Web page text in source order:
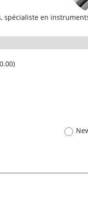
spécialiste en
)